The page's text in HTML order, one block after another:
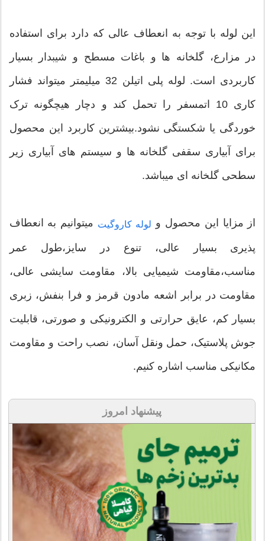
این لوله با توجه به انعطاف عالی که دارد برای استفاده
در مزارع، گلخانه ها و باغات مسطح و شیبدار بسیار
کاربردی است. لوله پلی اتیلن 32 میلیمتر میتواند فشار
کاری 10 اتمسفر را تحمل کند و دچار هیچگونه ترک
خوردگی یا شکستگی نشود.بیشترین کاربرد این محصول
برای آبیاری سقفی گلخانه ها و سیستم های آبیاری زیر
سطحی گلخانه ای میباشد.
از مزایا این محصول و لوله کاروگیت میتوانیم به انعطاف
پذیری بسیار عالی، تنوع در سایز،طول عمر
مناسب،مقاومت شیمیایی بالا، مقاومت سایشی عالی،
مقاومت در برابر اشعه مادون قرمز و فرا بنفش، زبری
بسیار کم، عایق حرارتی و الکترونیکی و صورتی، قابلیت
جوش پلاستیک، حمل ونقل آسان، نصب راحت و مقاومت
مکانیکی مناسب اشاره کنیم.
پیشنهاد امروز